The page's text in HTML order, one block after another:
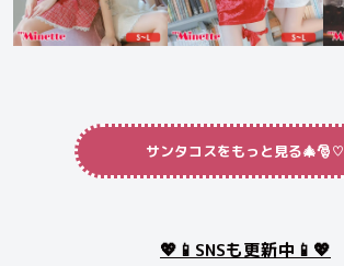
サンタコスをもっと見る🎄🎅♡
💖📱SNSも更新中📱💖